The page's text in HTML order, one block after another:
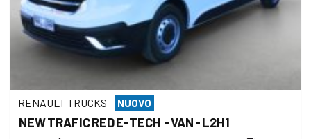
RENAULT TRUCKS NUOVO
NEW TRAFIC RED E-TECH - VAN - L2H1